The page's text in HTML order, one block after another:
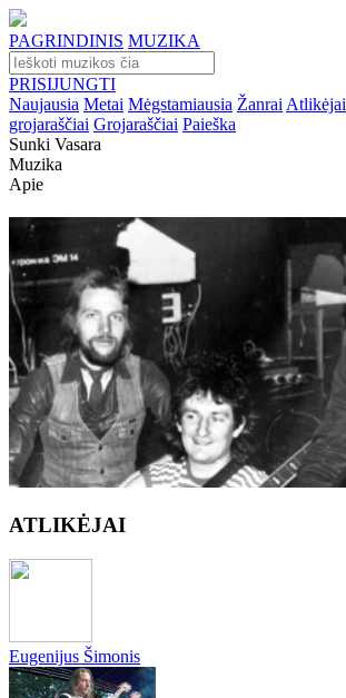
PAGRINDINIS MUZIKA
PRISIJUNGTI
Naujausia Metai Mėgstamiausia Žanrai Atlikėjai
grojaraščiai Grojaraščiai Paieška
Sunki Vasara
Muzika
Apie
ATLIKĖJAI
Eugenijus Šimonis